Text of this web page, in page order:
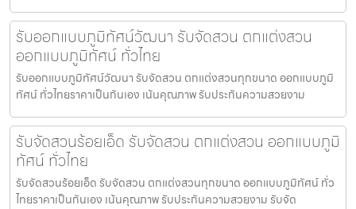
รับออกแบบภูมิทัศน์วัฒนา รับจัดสวน ตกแต่งสวน
ออกแบบภูมิทัศน์ ทั่วไทย
รับออกแบบภูมิทัศน์วัฒนา รับจัดสวน ตกแต่งสวนทุกขนาด ออกแบบภูมิ
ทัศน์ ทั่วไทยราคาเป็นกันเอง เน้นคุณภาพ รับประกันความสวยงาม
รับจัดสวนร้อยเอ็ด รับจัดสวน ตกแต่งสวน ออกแบบภูมิ
ทัศน์ ทั่วไทย
รับจัดสวนร้อยเอ็ด รับจัดสวน ตกแต่งสวนทุกขนาด ออกแบบภูมิทัศน์ ทั่ว
ไทยราคาเป็นกันเอง เน้นคุณภาพ รับประกันความสวยงาม รับจัด